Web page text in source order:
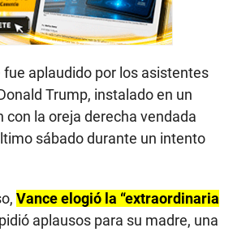
fue aplaudido por los asistentes
Trump, instalado en un
con la oreja derecha vendada
sábado durante un intento
Vance elogió la “extraordinaria
aplausos para su madre, una